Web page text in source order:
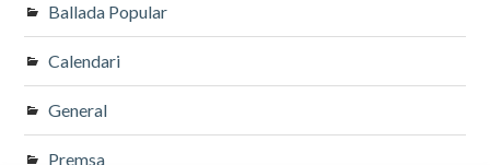
Ballada Popular
Calendari
General
Premsa